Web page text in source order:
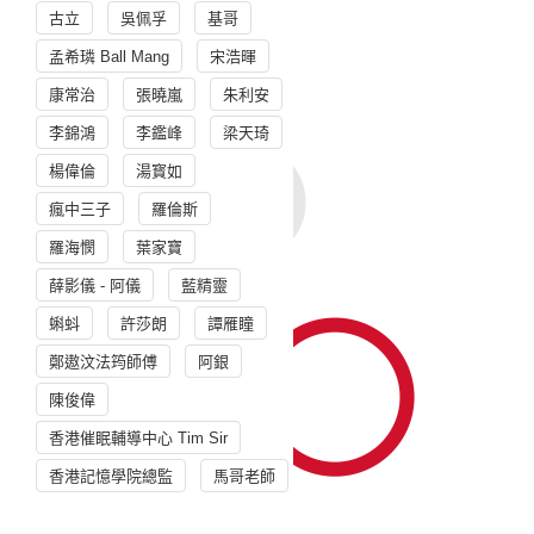
古立 吳佩孚 基哥
孟希璘 Ball Mang 宋浩暉
康常治 張曉嵐 朱利安
李錦鴻 李鑑峰 梁天琦
楊偉倫 湯寳如
瘋中三子 羅倫斯
羅海憫 葉家寶
薛影儀 - 阿儀 藍精靈
蝌蚪 許莎朗 譚雁瞳
鄭遨汶法筠師傅 阿銀
陳俊偉
香港催眠輔導中心 Tim Sir
香港記憶學院總監 馬哥老師